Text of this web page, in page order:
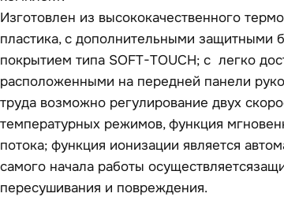
Изготовлен из высококачественного
пластика, с дополнительными защитными
покрытием типа SOFT-TOUCH; с легко
расположенными на передней панели
труда возможно регулирование двух
температурных режимов, функция
потока; функция ионизации является
самого начала работы
пересушивания и повреждения.